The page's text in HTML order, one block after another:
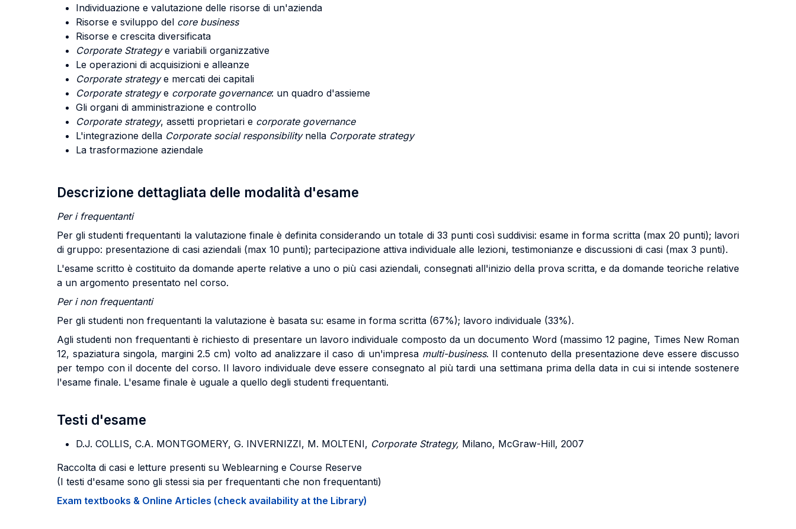
Individuazione e valutazione delle risorse di un'azienda
Risorse e sviluppo del core business
Risorse e crescita diversificata
Corporate Strategye variabili organizzative
Le operazioni di acquisizioni e alleanze
Corporate strategye mercati dei capitali
Corporate strategye corporate governance: un quadro d'assieme
Gli organi di amministrazione e controllo
Corporate strategy, assetti proprietari e corporate governance
L'integrazione della Corporate social responsibility nella Corporate strategy
La trasformazione aziendale
Descrizione dettagliata delle modalità d'esame
Per i frequentanti
Per gli studenti frequentanti la valutazione finale è definita considerando un totale di 33 punti così suddivisi: esame in forma scritta (max 20 punti); lavori
di gruppo: presentazione di casi aziendali (max 10 punti); partecipazione attiva individuale alle lezioni, testimonianze e discussioni di casi (max 3 punti).
L'esame scritto è costituito da domande aperte relative a uno o più casi aziendali, consegnati all'inizio della prova scritta, e da domande teoriche relative
a un argomento presentato nel corso.
Per i non frequentanti
Per gli studenti non frequentanti la valutazione è basata su: esame in forma scritta (67%); lavoro individuale (33%).
Agli studenti non frequentanti è richiesto di presentare un lavoro individuale composto da un documento Word (massimo 12 pagine, Times New Roman
12, spaziatura singola, margini 2.5 cm) volto ad analizzare il caso di un'impresa multi-business. Il contenuto della presentazione deve essere discusso
per tempo con il docente del corso. Il lavoro individuale deve essere consegnato al più tardi una settimana prima della data in cui si intende sostenere
l'esame finale. L'esame finale è uguale a quello degli studenti frequentanti.
Testi d'esame
D.J. COLLIS, C.A. MONTGOMERY, G. INVERNIZZI, M. MOLTENI, Corporate Strategy, Milano, McGraw-Hill, 2007
Raccolta di casi e letture presenti su Weblearning e Course Reserve
(I testi d'esame sono gli stessi sia per frequentanti che non frequentanti)
Exam textbooks & Online Articles (check availability at the Library)